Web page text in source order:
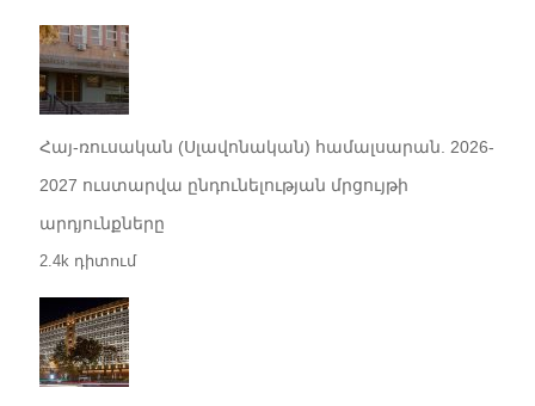
Հայ-ռուսական (Սլավոնական) համալսարան. 2026-
2027 ուստարվա ընդունելության մրցույթի
արդյունքները
2.4k դիտում